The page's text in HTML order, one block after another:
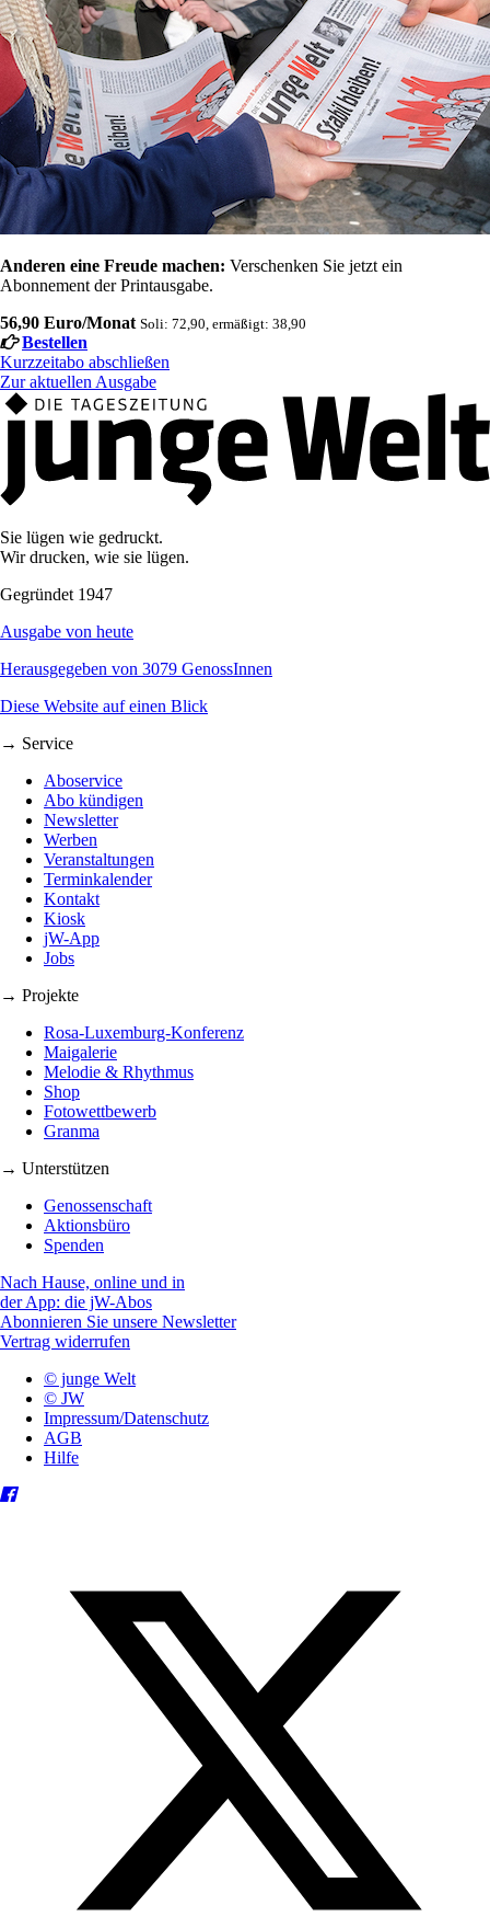
Anderen eine Freude machen: Verschenken Sie jetzt ein
Abonnement der Printausgabe.
56,90 Euro/Monat Soli: 72,90, ermäßigt: 38,90
Bestellen
Kurzzeitabo abschließen
Zur aktuellen Ausgabe
Sie lügen wie gedruckt.
Wir drucken, wie sie lügen.
Gegründet 1947
Ausgabe von heute
Herausgegeben von 3079 GenossInnen
Diese Website auf einen Blick
→ Service
Aboservice
Abo kündigen
Newsletter
Werben
Veranstaltungen
Terminkalender
Kontakt
Kiosk
jW-App
Jobs
→ Projekte
Rosa-Luxemburg-Konferenz
Maigalerie
Melodie & Rhythmus
Shop
Fotowettbewerb
Granma
→ Unterstützen
Genossenschaft
Aktionsbüro
Spenden
Nach Hause, online und in
der App: die jW-Abos
Abonnieren Sie unsere Newsletter
Vertrag widerrufen
© junge Welt
© JW
Impressum/Datenschutz
AGB
Hilfe